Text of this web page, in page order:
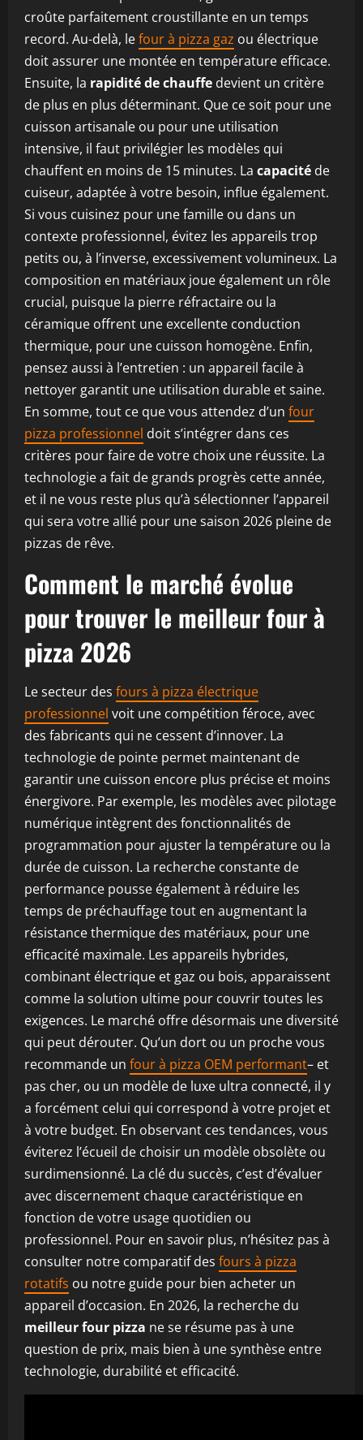
croûte parfaitement croustillante en un temps
record. Au-delà, lefour à pizza gaz ou électrique
doit assurer une montée en température efficace.
Ensuite, la rapidité de chauffe devient un critère
de plus en plus déterminant. Que ce soit pour une
cuisson artisanale ou pour une utilisation
intensive, il faut privilégier les modèles qui
chauffent en moins de 15 minutes. La capacité de
cuiseur, adaptée à votre besoin, influe également.
Si vous cuisinez pour une famille ou dans un
contexte professionnel, évitez les appareils trop
petits ou, à l’inverse, excessivement volumineux. La
composition en matériaux joue également un rôle
crucial, puisque la pierre réfractaire ou la
céramique offrent une excellente conduction
thermique, pour une cuisson homogène. Enfin,
pensez aussi à l’entretien : un appareil facile à
nettoyer garantit une utilisation durable et saine.
En somme, tout ce que vous attendez d’un four
pizza professionnel doit s’intégrer dans ces
critères pour faire de votre choix une réussite. La
technologie a fait de grands progrès cette année,
et il ne vous reste plus qu’à sélectionner l’appareil
qui sera votre allié pour une saison 2026 pleine de
pizzas de rêve.
Comment le marché évolue
pour trouver le meilleur four à
pizza 2026
Le secteur des fours à pizza électrique
professionnel voit une compétition féroce, avec
des fabricants qui ne cessent d’innover. La
technologie de pointe permet maintenant de
garantir une cuisson encore plus précise et moins
énergivore. Par exemple, les modèles avec pilotage
numérique intègrent des fonctionnalités de
programmation pour ajuster la température ou la
durée de cuisson. La recherche constante de
performance pousse également à réduire les
temps de préchauffage tout en augmentant la
résistance thermique des matériaux, pour une
efficacité maximale. Les appareils hybrides,
combinant électrique et gaz ou bois, apparaissent
comme la solution ultime pour couvrir toutes les
exigences. Le marché offre désormais une diversité
qui peut dérouter. Qu’un dort ou un proche vous
recommande un four à pizza OEM performant– et
pas cher, ou un modèle de luxe ultra connecté, il y
a forcément celui qui correspond à votre projet et
à votre budget. En observant ces tendances, vous
éviterez l’écueil de choisir un modèle obsolète ou
surdimensionné. La clé du succès, c’est d’évaluer
avec discernement chaque caractéristique en
fonction de votre usage quotidien ou
professionnel. Pour en savoir plus, n’hésitez pas à
consulter notre comparatif des fours à pizza
rotatifs ou notre guide pour bien acheter un
appareil d’occasion. En 2026, la recherche du
meilleur four pizza ne se résume pas à une
question de prix, mais bien à une synthèse entre
technologie, durabilité et efficacité.